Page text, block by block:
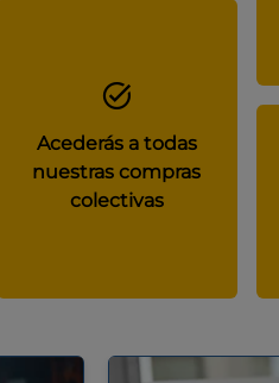
Acederás a todas
nuestras compras
colectivas